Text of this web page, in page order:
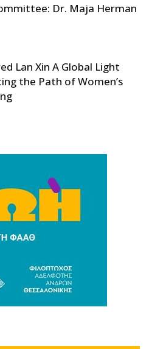
Dr. Maja Herman
Lan Xin A Global Light
the Path of Women’s